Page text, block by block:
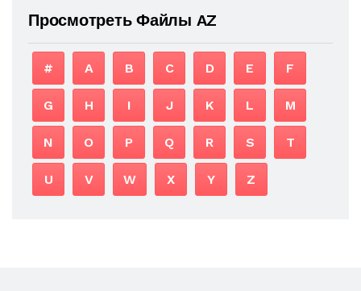
Просмотреть Файлы AZ
# A B C D E F
G H I J K L M
N O P Q R S T
U V W X Y Z